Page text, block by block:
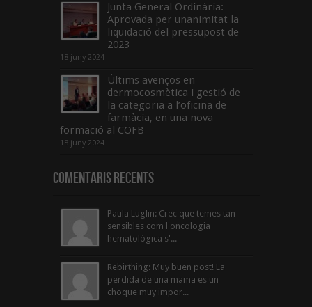
Junta General Ordinària:
Aprovada per unanimitat la
liquidació del pressupost de
2023
18 juny 2024
Últims avenços en
dermocosmètica i gestió de
la categoria a l’oficina de
farmàcia, en una nova
formació al COFB
18 juny 2024
Comentaris Recents
Paula Luglin: Crec que temes tan
sensibles com l'oncologia
hematològica s'...
Rebirthing: Muy buen post! La
perdida de una mama es un
choque muy impor...